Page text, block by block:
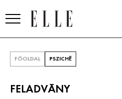
FŐOLDAL PSZICHÉ
FELADVÁNY